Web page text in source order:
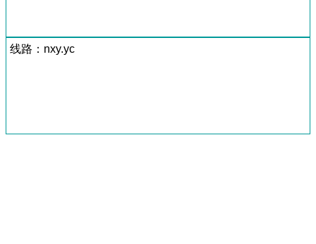
线路：nxy.yc